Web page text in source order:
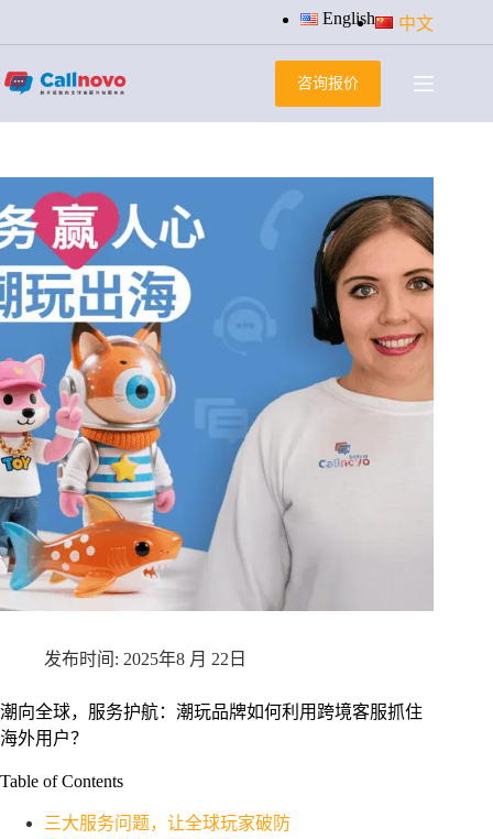
过
容
English 中文
咨询报价
2025年8 月 22日
潮向全球，服务护航：潮玩品牌如何利用跨境客服抓住
海外用户？
Table of Contents
三大服务问题，让全球玩家破防